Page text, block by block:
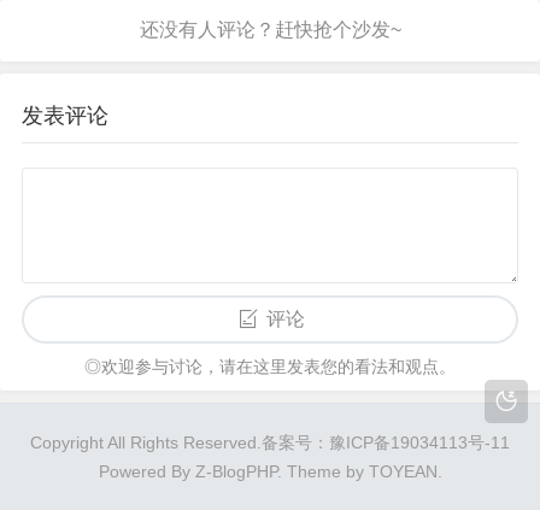
发表评论
评论
◎欢迎参与讨论，请在这里发表您的看法和观点。
Copyright All Rights Reserved. 备案号：豫ICP备19034113号-11
Powered By Z-BlogPHP. Theme by TOYEAN